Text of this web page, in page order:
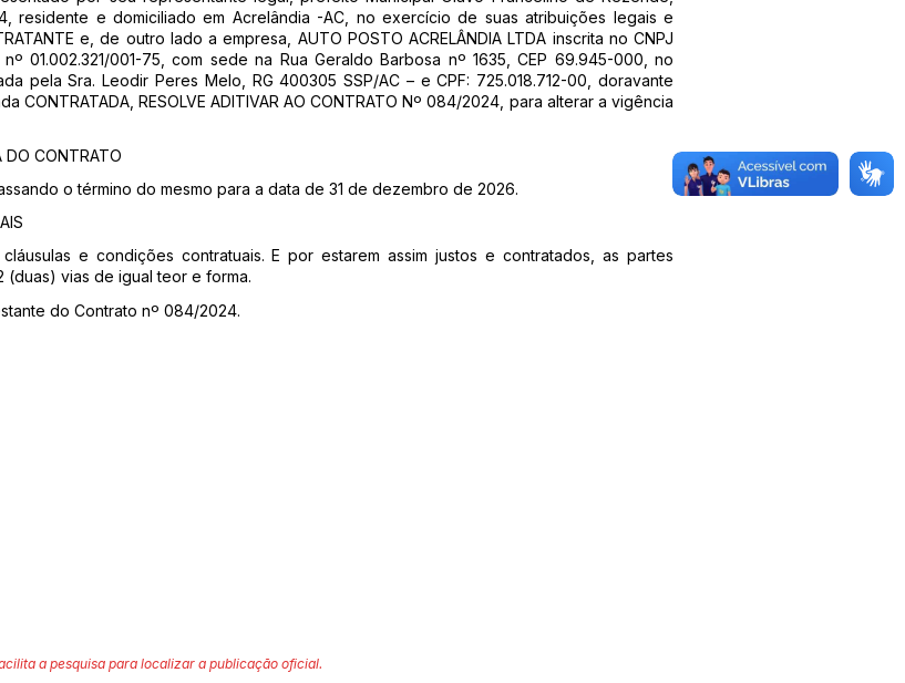
residente e domiciliado em Acrelândia -AC, no exercício de suas atribuições legais e
e, de outro lado a empresa, AUTO POSTO ACRELÂNDIA LTDA inscrita no CNPJ
01.002.321/001-75, com sede na Rua Geraldo Barbosa nº 1635, CEP 69.945-000, no
pela Sra. Leodir Peres Melo, RG 400305 SSP/AC – e CPF: 725.018.712-00, doravante
CONTRATADA, RESOLVE ADITIVAR AO CONTRATO Nº 084/2024, para alterar a vigência
DO CONTRATO
o término do mesmo para a data de 31 de dezembro de 2026.
e condições contratuais. E por estarem assim justos e contratados, as partes
(duas) vias de igual teor e forma.
do Contrato nº 084/2024.
a pesquisa para localizar a publicação oficial.